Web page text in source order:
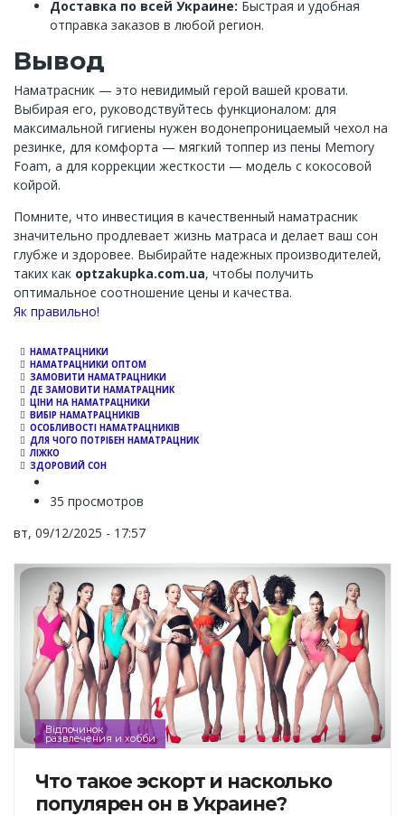
Доставка по всей Украине: Быстрая и удобная
отправка заказов в любой регион.
Вывод
Наматрасник — это невидимый герой вашей кровати.
Выбирая его, руководствуйтесь функционалом: для
максимальной гигиены нужен водонепроницаемый чехол на
резинке, для комфорта — мягкий топпер из пены Memory
Foam, а для коррекции жесткости — модель с кокосовой
койрой.
Помните, что инвестиция в качественный наматрасник
значительно продлевает жизнь матраса и делает ваш сон
глубже и здоровее. Выбирайте надежных производителей,
таких как optzakupka.com.ua, чтобы получить
оптимальное соотношение цены и качества.
Channel
Як правильно!
НАМАТРАЦНИКИ
НАМАТРАЦНИКИ ОПТОМ
ЗАМОВИТИ НАМАТРАЦНИКИ
ДЕ ЗАМОВИТИ НАМАТРАЦНИК
ЦІНИ НА НАМАТРАЦНИКИ
ВИБІР НАМАТРАЦНИКІВ
ОСОБЛИВОСТІ НАМАТРАЦНИКІВ
ДЛЯ ЧОГО ПОТРІБЕН НАМАТРАЦНИК
ЛІЖКО
ЗДОРОВИЙ СОН
35 просмотров
вт, 09/12/2025 - 17:57
Відпочинок
развлечения и хобби
Что такое эскорт и насколько
популярен он в Украине?